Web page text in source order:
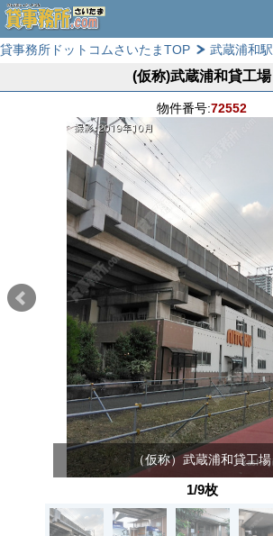
貸事務所ドットコムさいたまTOP 武蔵浦和駅
(仮称)武蔵浦和貸工場
物件番号:72552
（仮称）武蔵浦和貸工場
1/9枚